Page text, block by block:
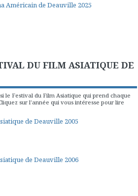
Américain de Deauville 2025
DU FILM ASIATIQUE DE
le Festival du Film Asiatique qui prend chaque
sur l'année qui vous intéresse pour lire
de Deauville 2005
de Deauville 2006